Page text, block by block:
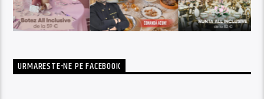
URMARESTE-NE PE FACEBOOK